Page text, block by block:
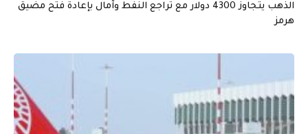
الذهب يتجاوز 4300 دولار مع تراجع النفط وآمال بإعادة فتح مضيق
هرمز